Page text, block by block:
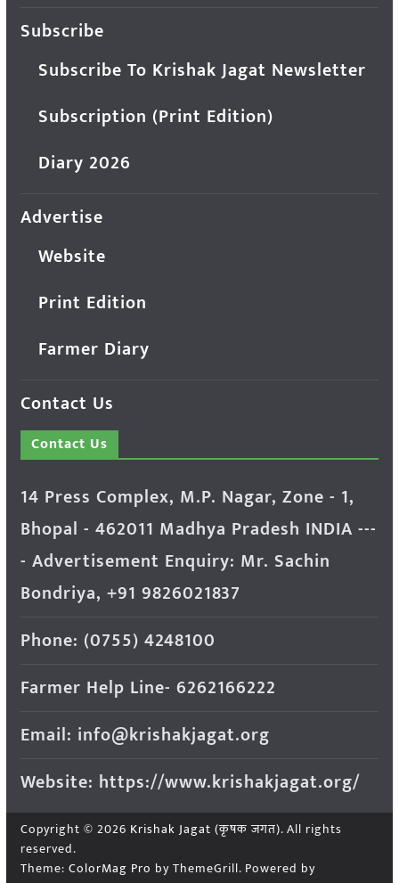
Subscribe
Subscribe To Krishak Jagat Newsletter
Subscription (Print Edition)
Diary 2026
Advertise
Website
Print Edition
Farmer Diary
Contact Us
Contact Us
14 Press Complex, M.P. Nagar, Zone - 1,
Bhopal - 462011 Madhya Pradesh INDIA ---
- Advertisement Enquiry: Mr. Sachin
Bondriya, +91 9826021837
Phone: (0755) 4248100
Farmer Help Line- 6262166222
Email: info@krishakjagat.org
Website: https://www.krishakjagat.org/
Copyright © 2026 Krishak Jagat (कृषक जगत). All rights
reserved.
Theme: ColorMag Pro by ThemeGrill. Powered by